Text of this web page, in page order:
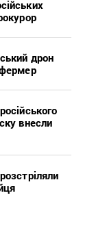
дрон
внесли